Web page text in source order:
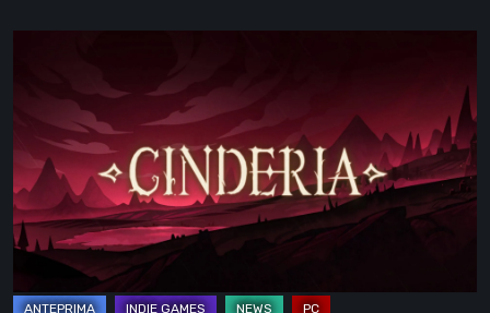
provato
l’Early
Access:
una
fiaba
oscura